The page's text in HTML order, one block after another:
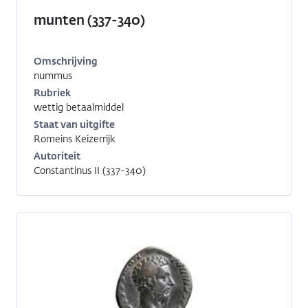
munten (337-340)
Omschrijving
nummus
14032
Rubriek
wettig betaalmiddel
Staat van uitgifte
Romeins Keizerrijk
Autoriteit
Constantinus II (337-340)